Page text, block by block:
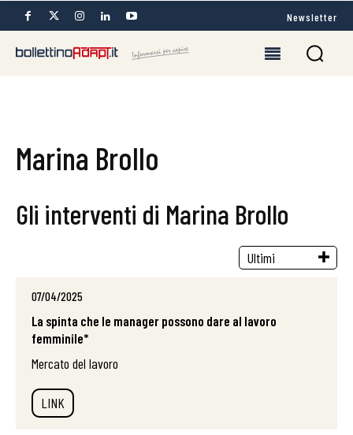
Newsletter
Marina Brollo
Gli interventi di Marina Brollo
07/04/2025
La spinta che le manager possono dare al lavoro
femminile*
Mercato del lavoro
LINK